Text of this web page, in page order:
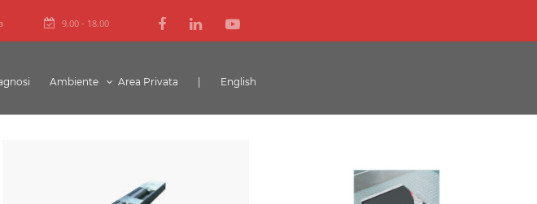
9.00 - 18.00
Ambiente Area Privata English